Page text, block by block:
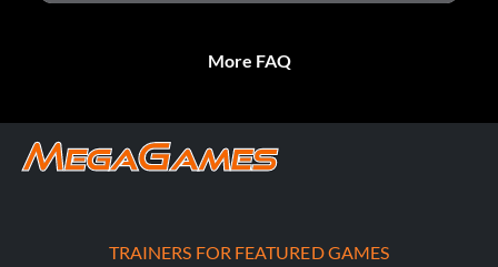
More FAQ
TRAINERS FOR FEATURED GAMES